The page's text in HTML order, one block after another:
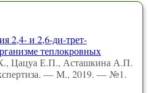
2,4- и 2,6-ди-трет-
теплокровных
Цацуа Е.П., Асташкина А.П.
— М., 2019. — №1.